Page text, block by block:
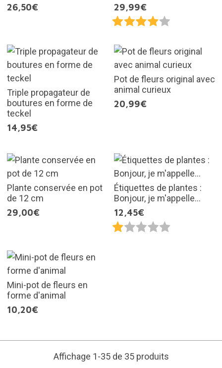
26,50€ 29,99€
Triple propagateur de
boutures en forme de
teckel
14,95€
Pot de fleurs original avec
animal curieux
20,99€
Plante conservée en pot
de 12 cm
29,00€
Étiquettes de plantes :
Bonjour, je m'appelle...
12,45€
Mini-pot de fleurs en
forme d'animal
10,20€
Affichage 1-35 de 35 produits